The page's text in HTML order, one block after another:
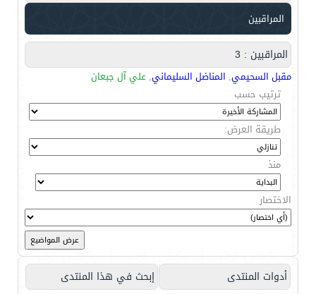
المراقبين
المراقبين : 3
مقبل السحيمي, المناضل السليماني, علي آل جبعان
ترتيب حسب
طريقة العرض:
منذ
الاختصار
أدوات المنتدى إبحث في هذا المنتدى